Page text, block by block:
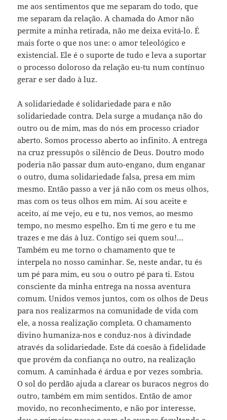
me aos sentimentos que me separam do todo, que
me separam da relação. A chamada do Amor não
permite a minha retirada, não me deixa evitá-lo. É
mais forte o que nos une: o amor teleológico e
existencial. Ele é o suporte de tudo e leva a suportar
o processo doloroso da relação eu-tu num contínuo
gerar e ser dado à luz.
A solidariedade é solidariedade para e não
solidariedade contra. Dela surge a mudança não do
outro ou de mim, mas do nós em processo criador
aberto. Somos processo aberto ao infinito. A entrega
na cruz pressupôs o silêncio de Deus. Doutro modo
poderia não passar dum auto-engano, dum enganar
o outro, duma solidariedade falsa, presa em mim
mesmo. Então passo a ver já não com os meus olhos,
mas com os teus olhos em mim. Aí sou aceite e
aceito, aí me vejo, eu e tu, nos vemos, ao mesmo
tempo, no mesmo espelho. Em ti me gero e tu me
trazes e me dás à luz. Contigo sei quem sou!…
Também eu me torno o chamamento que te
interpela no nosso caminhar. Se, neste andar, tu és
um pé para mim, eu sou o outro pé para ti. Estou
consciente da minha entrega na nossa aventura
comum. Unidos vemos juntos, com os olhos de Deus
para nos realizarmos na comunidade de vida com
ele, a nossa realização completa. O chamamento
divino humaniza-nos e conduz-nos à divindade
através da solidariedade. Este dá coesão à fidelidade
que provém da confiança no outro, na realização
comum. A caminhada é árdua e por vezes sombria.
O sol do perdão ajuda a clarear os buracos negros do
outro, também em mim sentidos. Então de amor
movido, no reconhecimento, e não por interesse,